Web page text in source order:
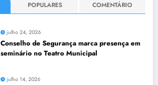
POPULARES COMENTÁRIO
julho 24, 2026
Conselho de Segurança marca presença em
seminário no Teatro Municipal
julho 14, 2026